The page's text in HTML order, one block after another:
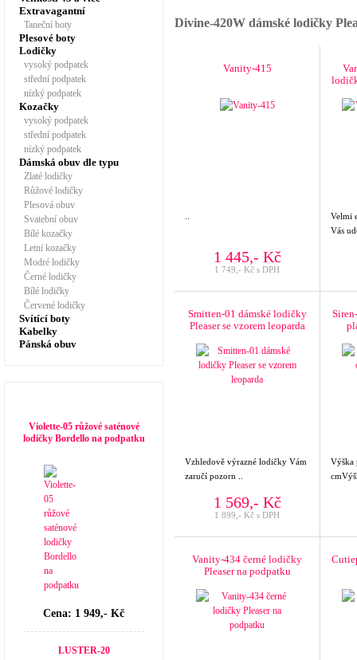
Extravagantní
Taneční boty
Plesové boty
Lodičky
vysoký podpatek
střední podpatek
nízký podpatek
Kozačky
vysoký podpatek
střední podpatek
nízký podpatek
Dámská obuv dle typu
Zlaté lodičky
Růžové lodičky
Plesová obuv
Svatební obuv
Bílé kozačky
Letní kozačky
Modré lodičky
Černé lodičky
Bílé lodičky
Červené lodičky
Svítící boty
Kabelky
Pánská obuv
Violette-05 růžové saténové
lodičky Bordello na podpatku
Cena: 1 949,- Kč
LUSTER-20
Divine-420W dámské lodičky
Vanity-415
1 445,- Kč
1 749,- Kč s DPH
Velmi
Vás
Smitten-01 dámské lodičky
Pleaser se vzorem leoparda
Vzhledově výrazné lodičky Vám
zaručí pozorn ..
1 569,- Kč
1 899,- Kč s DPH
Vanity-434 černé lodičky
Pleaser na podpatku